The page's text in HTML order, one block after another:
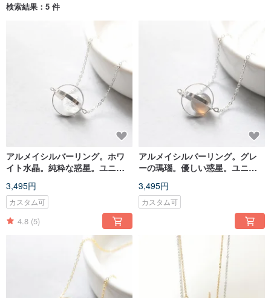
検索結果：5 件
アルメイシルバーリング。ホワ
イト水晶。純粋な惑星。ユニバ
グ。結晶。ピュアプラネット。
ギャラクシーネックレス
3,495円
カスタム可
4.8 (5)
アルメイシルバーリング。グレ
ーの瑪瑙。優しい惑星。ユニバ
グ。瑪瑙灰色。テンダープラネ
ット。ギャラクシーネックレス
3,495円
カスタム可